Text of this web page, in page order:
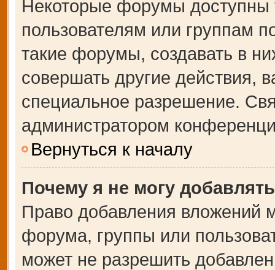
Некоторые форумы доступны
пользователям или группам
такие форумы, создавать в
совершать другие действия,
специальное разрешение.
администратором
Вернуться к началу
Почему я не могу
Право добавления вложений
форума, группы или
может не разрешить